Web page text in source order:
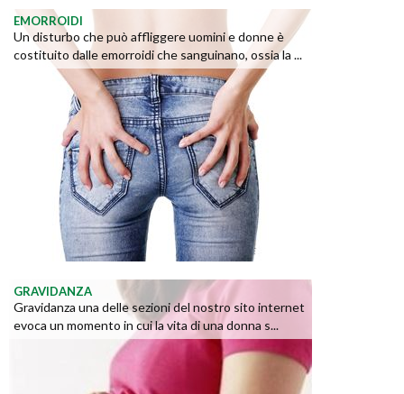
EMORROIDI
Un disturbo che può affliggere uomini e donne è
costituito dalle emorroidi che sanguinano, ossia la ...
GRAVIDANZA
Gravidanza una delle sezioni del nostro sito internet
evoca un momento in cui la vita di una donna s...